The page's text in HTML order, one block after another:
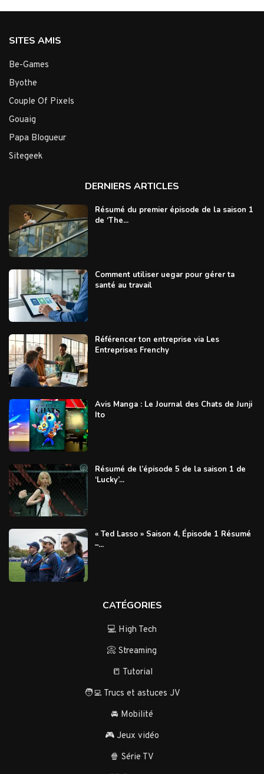
SITES AMIS
Be-Games
Byothe
Couple Of Pixels
Gouaig
Papa Blogueur
Sitegeek
DERNIERS ARTICLES
Résumé du premier épisode de la saison 1
de ‘The...
Comment utiliser uegar pour gérer ta
santé au travail
Référencer ton entreprise via Les
Entreprises Frenchy
Avis Manga : Le Journal des Chats de Junji
Ito
Résumé de l’épisode 5 de la saison 1 de
‘Lucky’...
« Ted Lasso » Saison 4, Épisode 1 Résumé
–...
CATÉGORIES
💻 High Tech
📀 Streaming
📒 Tutorial
🧑‍💻 Trucs et astuces JV
🚘 Mobilité
🎮 Jeux vidéo
🍿 Série TV